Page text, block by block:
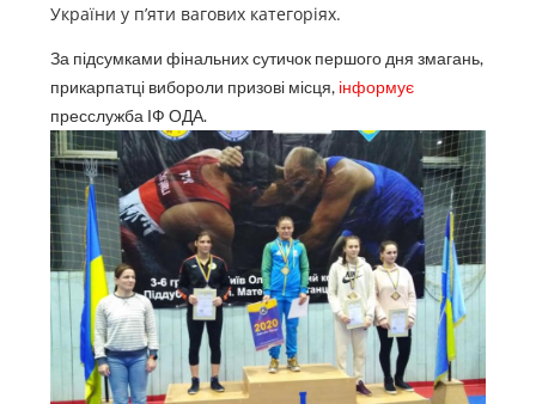
України у п’яти вагових категоріях.
За підсумками фінальних сутичок першого дня змагань,
прикарпатці вибороли призові місця, інформує
пресслужба ІФ ОДА.